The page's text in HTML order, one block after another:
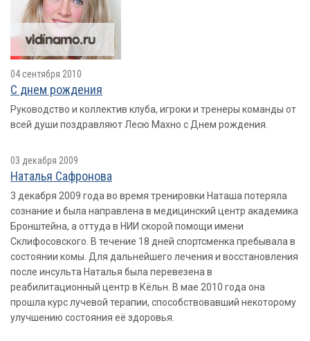
04 сентября 2010
С днем рождения
Руководство и коллектив клуба, игроки и тренеры команды от
всей души поздравляют Лесю Махно с Днем рождения.
03 декабря 2009
Наталья Сафронова
3 декабря 2009 года во время тренировки Наташа потеряла
сознание и была направлена в медицинский центр академика
Бронштейна, а оттуда в НИИ скорой помощи имени
Склифосовского. В течение 18 дней спортсменка пребывала в
состоянии комы. Для дальнейшего лечения и восстановления
после инсульта Наталья была перевезена в
реабилитационный центр в Кёльн. В мае 2010 года она
прошла курс лучевой терапии, способствовавший некоторому
улучшению состояния её здоровья.